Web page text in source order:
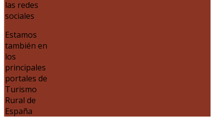
las redes
sociales
Estamos
también en
los
principales
portales de
Turismo
Rural de
España